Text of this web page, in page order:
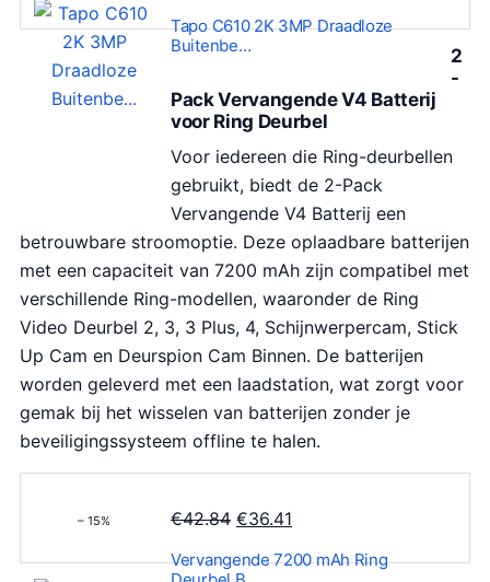
Tapo C610 2K 3MP Draadloze
Buitenbe…
2
-
Pack Vervangende V4 Batterij
voor Ring Deurbel
Voor iedereen die Ring-deurbellen
gebruikt, biedt de 2-Pack
Vervangende V4 Batterij een
betrouwbare stroomoptie. Deze oplaadbare batterijen
met een capaciteit van 7200 mAh zijn compatibel met
verschillende Ring-modellen, waaronder de Ring
Video Deurbel 2, 3, 3 Plus, 4, Schijnwerpercam, Stick
Up Cam en Deurspion Cam Binnen. De batterijen
worden geleverd met een laadstation, wat zorgt voor
gemak bij het wisselen van batterijen zonder je
beveiligingssysteem offline te halen.
– 15% €42.84 O
r
€36.41
Vervangende 7200 mAh Ring